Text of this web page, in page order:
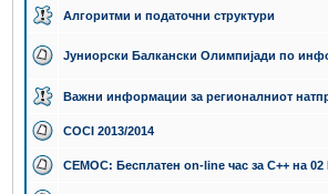
Алгоритми и податочни структури
Јуниорски Балкански Олимпијади по
Важни информации за регионалниот
COCI 2013/2014
СЕМОС: Бесплатен on-line час за C++ на